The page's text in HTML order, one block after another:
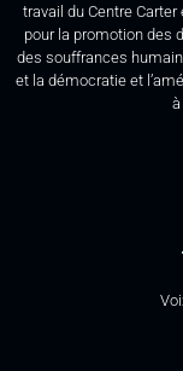
travail du Centre
pour la promotion des
des souffrances
et la démocratie et